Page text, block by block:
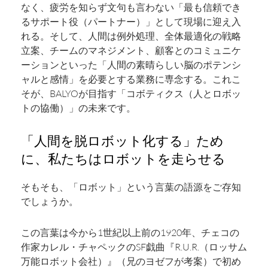
なく、疲労を知らず文句も言わない「最も信頼でき
るサポート役（パートナー）」として現場に迎え入
れる。そして、人間は例外処理、全体最適化の戦略
立案、チームのマネジメント、顧客とのコミュニケ
ーションといった「人間の素晴らしい脳のポテンシ
ャルと感情」を必要とする業務に専念する。これこ
そが、BALYOが目指す「コボティクス（人とロボッ
トの協働）」の未来です。
「人間を脱ロボット化する」ため
に、私たちはロボットを走らせる
そもそも、「ロボット」という言葉の語源をご存知
でしょうか。
この言葉は今から1世紀以上前の1920年、チェコの
作家カレル・チャペックのSF戯曲『R.U.R.（ロッサム
万能ロボット会社）』（兄のヨゼフが考案）で初め